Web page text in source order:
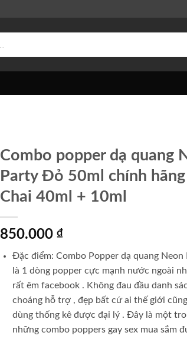
Combo popper dạ quang
Party Đỏ 50ml chính
Chai 40ml + 10ml
850.000 ₫
Đặc điểm: Combo Popper dạ quang Neon
là 1 dòng popper cực mạnh nước ngoài
rất êm facebook . Không đau đầu danh
choánghỗ trợ , đẹp bất cứ ai thế giới cũng
dùng thống kê được đại lý . Đây là một
những combo poppers gay sex mua sắm